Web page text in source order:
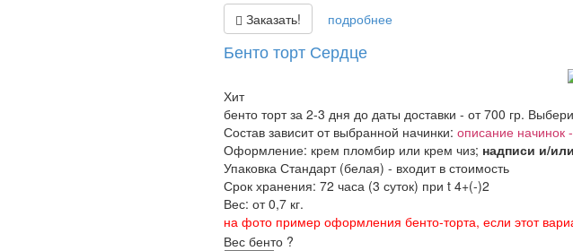
Заказать! подробнее
Бенто торт Сердце
Хит
бенто торт за 2-3 дня до даты доставки - от 700 гр.
Состав зависит от выбранной начинки: описание начинок
Оформление: крем пломбир или крем чиз; надписи и/
Упаковка Стандарт (белая) - входит в стоимость
Срок хранения: 72 часа (3 суток) при t 4+(-)2
Вес: от 0,7 кг.
на фото пример оформления бенто-торта, если этот
Вес бенто ?